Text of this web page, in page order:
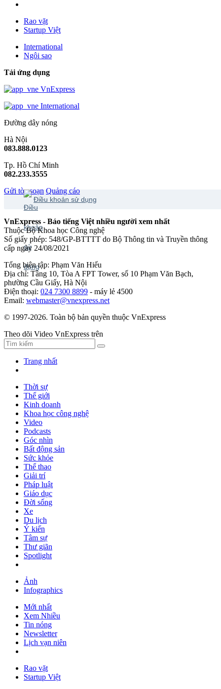
Rao vặt
Startup Việt
International
Ngôi sao
Tải ứng dụng
VnExpress
International
Đường dây nóng
Hà Nội
083.888.0123
Tp. Hồ Chí Minh
082.233.3555
Gửi tòa soạn Quảng cáo
Điều khoản sử dụng
VnExpress - Báo tiếng Việt nhiều người xem nhất
Thuộc Bộ Khoa học Công nghệ
Số giấy phép: 548/GP-BTTTT do Bộ Thông tin và Truyền thông
cấp ngày 24/08/2021
Tổng biên tập: Phạm Văn Hiếu
Địa chỉ: Tầng 10, Tòa A FPT Tower, số 10 Phạm Văn Bạch,
phường Cầu Giấy, Hà Nội
Điện thoại: 024 7300 8899 - máy lẻ 4500
Email: webmaster@vnexpress.net
© 1997-2026. Toàn bộ bản quyền thuộc VnExpress
Theo dõi Video VnExpress trên
Trang nhất
Thời sự
Thế giới
Kinh doanh
Khoa học công nghệ
Video
Podcasts
Góc nhìn
Bất động sản
Sức khỏe
Thể thao
Giải trí
Pháp luật
Giáo dục
Đời sống
Xe
Du lịch
Ý kiến
Tâm sự
Thư giãn
Spotlight
Ảnh
Infographics
Mới nhất
Xem Nhiều
Tin nóng
Newsletter
Lịch vạn niên
Rao vặt
Startup Việt